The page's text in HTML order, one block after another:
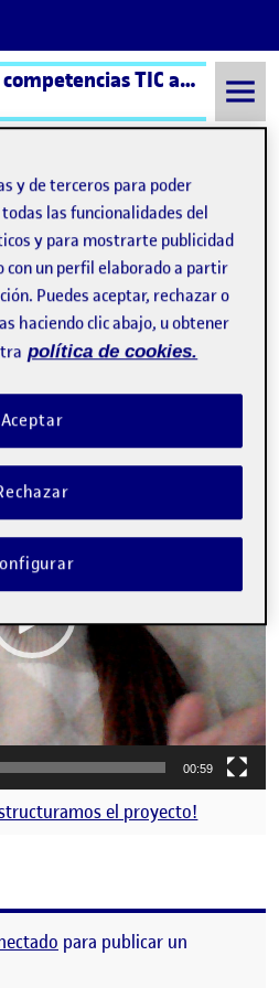
Iniciación a las competencias TIC aula 7
un poco sobre mi
de entradas
Reflexión sobre la
Siguiente
mi
00:59
el proyecto!
para publicar un
y de terceros para poder
las funcionalidades del
y para mostrarte publicidad
con un perfil elaborado a partir
Puedes aceptar, rechazar o
haciendo clic abajo, u obtener
política de cookies.
Aceptar